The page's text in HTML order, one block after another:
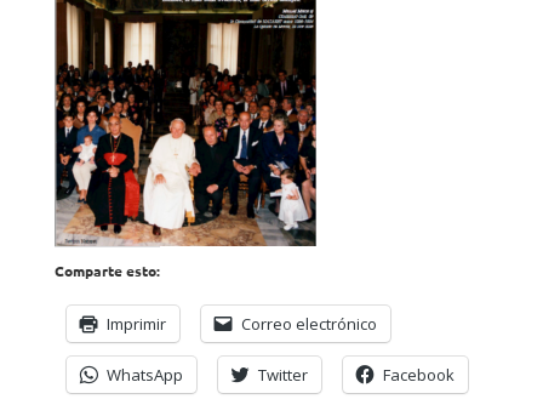
Comparte esto:
Imprimir Correo electrónico
WhatsApp Twitter Facebook